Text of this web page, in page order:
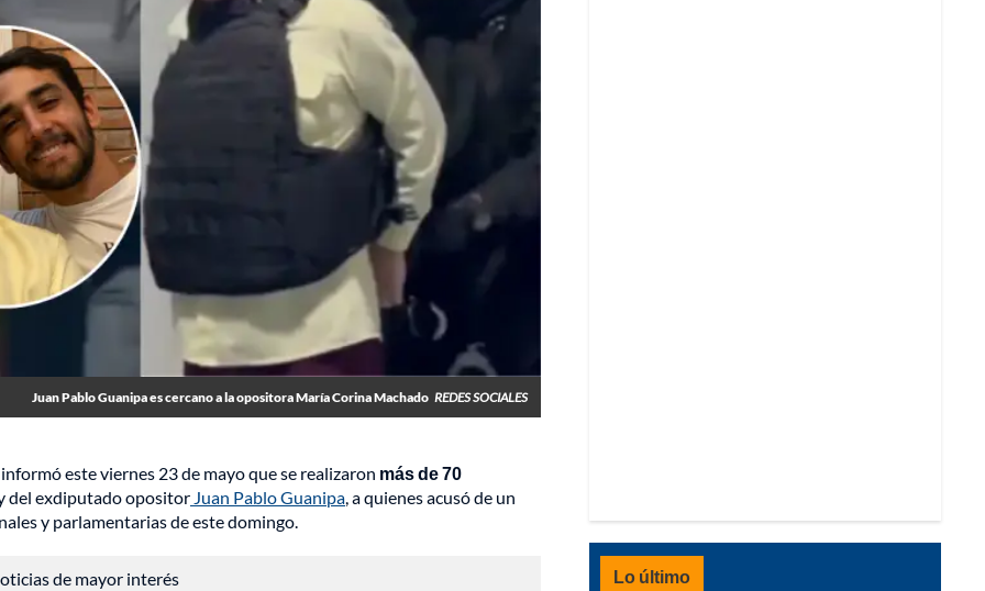
Juan Pablo Guanipa es cercano a la opositora María Corina Machado REDES SOCIALES
este viernes 23 de mayo que se realizaron más de 70
del exdiputado opositor Juan Pablo Guanipa, a quienes acusó de un
y parlamentarias de este domingo.
de mayor interés Lo último